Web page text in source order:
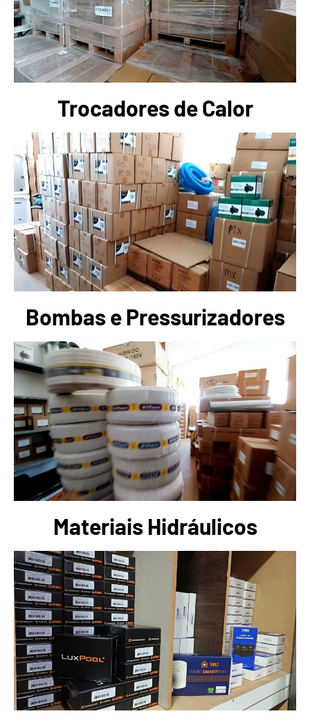
Trocadores de Calor
Bombas e Pressurizadores
Materiais Hidráulicos